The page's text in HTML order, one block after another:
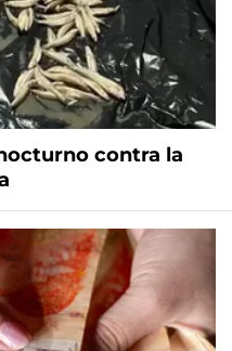
contra la